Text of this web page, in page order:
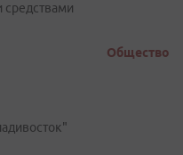
средствами
Общество